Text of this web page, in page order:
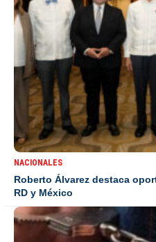
NACIONALES
Roberto Álvarez destaca
RD y México